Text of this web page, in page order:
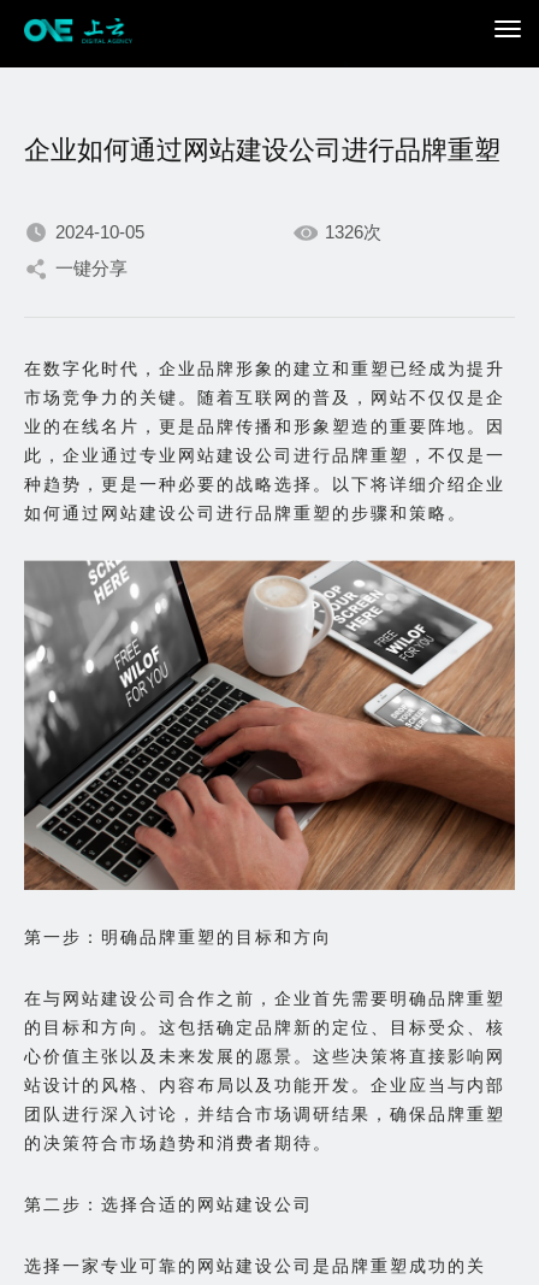
只为在数字世界打造更加
出色的你。
企业如何通过网站建设公司进行品牌重塑
2024-10-05
1326次
一键分享
在数字化时代，企业品牌形象的建立和重塑已经成为提升
市场竞争力的关键。随着互联网的普及，网站不仅仅是企
业的在线名片，更是品牌传播和形象塑造的重要阵地。因
此，企业通过专业网站建设公司进行品牌重塑，不仅是一
种趋势，更是一种必要的战略选择。以下将详细介绍企业
如何通过网站建设公司进行品牌重塑的步骤和策略。
第一步：明确品牌重塑的目标和方向
在与网站建设公司合作之前，企业首先需要明确品牌重塑
的目标和方向。这包括确定品牌新的定位、目标受众、核
心价值主张以及未来发展的愿景。这些决策将直接影响网
站设计的风格、内容布局以及功能开发。企业应当与内部
团队进行深入讨论，并结合市场调研结果，确保品牌重塑
的决策符合市场趋势和消费者期待。
第二步：选择合适的网站建设公司
选择一家专业可靠的网站建设公司是品牌重塑成功的关